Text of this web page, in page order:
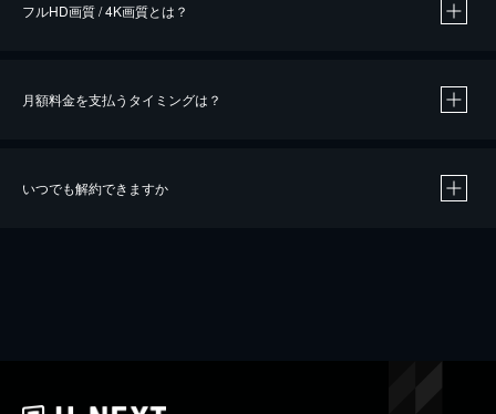
※40％ポイント還元の対象は、クレジットカード決済による作品の購入 / レンタルです。
iOSアプリのUコイン決済による作品の購入 / レンタルは、20％のポイント還元です。
フルHD画質 / 4K画質とは？
月額料金を支払うタイミングは？
いつでも解約できますか